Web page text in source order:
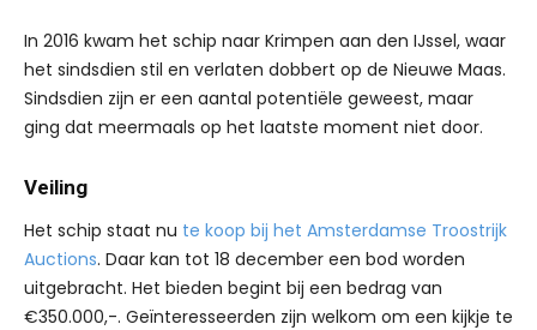
In 2016 kwam het schip naar Krimpen aan den IJssel, waar
het sindsdien stil en verlaten dobbert op de Nieuwe Maas.
Sindsdien zijn er een aantal potentiële geweest, maar
ging dat meermaals op het laatste moment niet door.
Veiling
Het schip staat nu te koop bij het Amsterdamse Troostrijk
Auctions. Daar kan tot 18 december een bod worden
uitgebracht. Het bieden begint bij een bedrag van
€350.000,-. Geïnteresseerden zijn welkom om een kijkje te